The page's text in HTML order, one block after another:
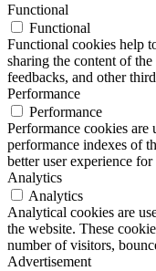
Functional
Functional
Functional cookies help
sharing the content of
feedbacks, and other
Performance
Performance
Performance cookies are
performance indexes of
better user experience
Analytics
Analytics
Analytical cookies are
the website. These
number of visitors,
Advertisement